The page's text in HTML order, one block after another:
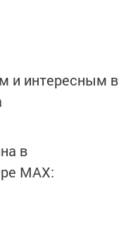
и интересным в
в
MАХ: